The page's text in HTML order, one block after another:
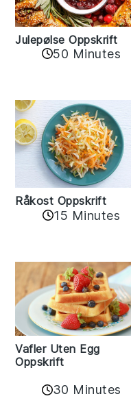
Julepølse Oppskrift
50 Minutes
Råkost Oppskrift
15 Minutes
Vafler Uten Egg
Oppskrift
30 Minutes